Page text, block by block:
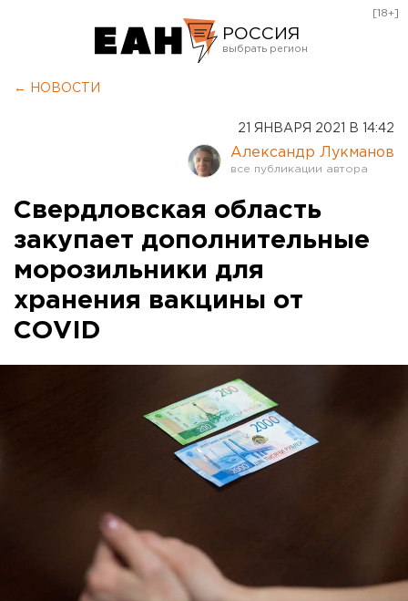
РОССИЯ
Оренбург
[18+]
← НОВОСТИ
21 ЯНВАРЯ 2021 В 14:42
Александр Лукманов
Свердловская область
закупает дополнительные
морозильники для
хранения вакцины от
CОVID